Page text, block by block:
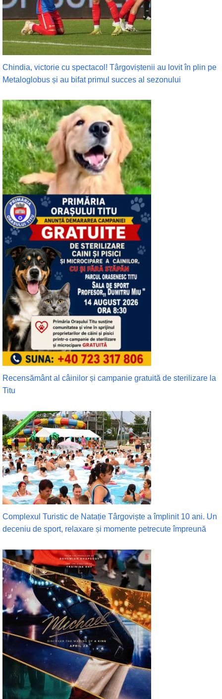
Chindia, victorie cu spectacol! Târgoviștenii au lovit în plin pe
Metaloglobus și au bifat primul succes al sezonului
Recensământ al câinilor și campanie gratuită de sterilizare la
Titu
Complexul Turistic de Natație Târgoviște a împlinit 10 ani. Un
deceniu de sport, relaxare și momente petrecute împreună